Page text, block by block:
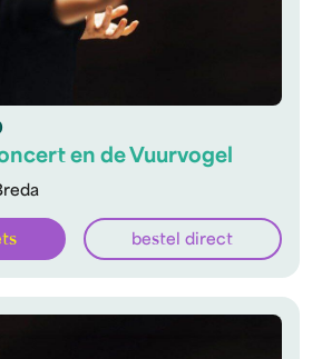
en de Vuurvogel
bestel direct